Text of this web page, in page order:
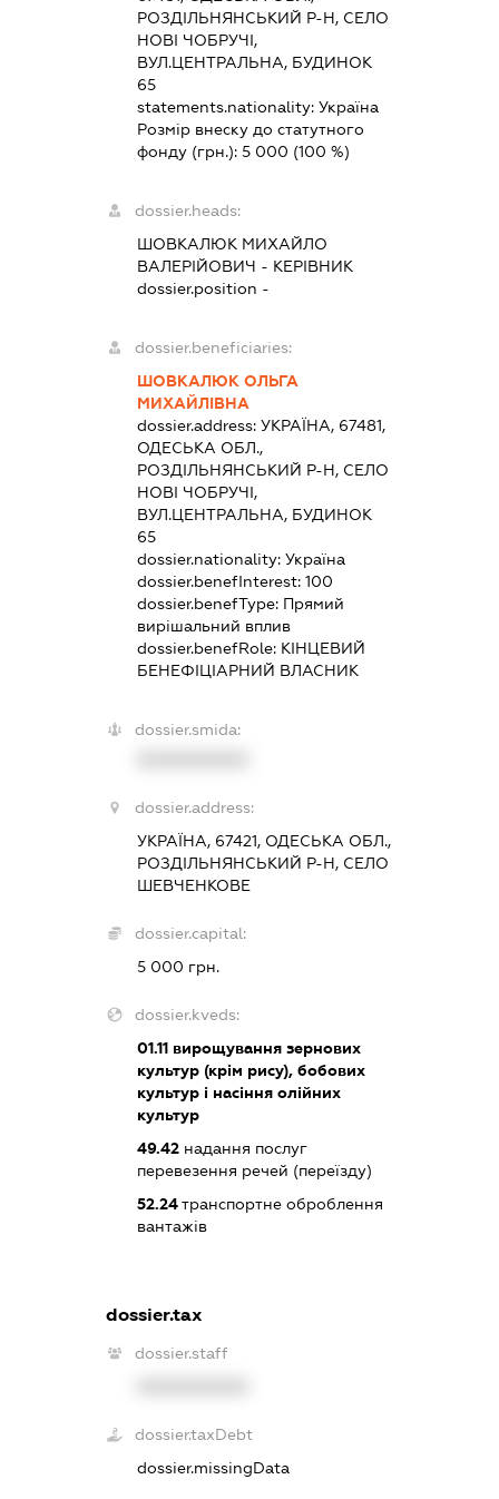
РОЗДІЛЬНЯНСЬКИЙ Р-Н, СЕЛО
НОВІ ЧОБРУЧІ,
ВУЛ.ЦЕНТРАЛЬНА, БУДИНОК
65
statements.nationality: Україна
Розмір внеску до статутного
фонду (грн.): 5 000 (100 %)
dossier.heads:
ШОВКАЛЮК МИХАЙЛО
ВАЛЕРІЙОВИЧ - КЕРІВНИК
dossier.position -
dossier.beneficiaries:
ШОВКАЛЮК ОЛЬГА
МИХАЙЛІВНА
dossier.address: УКРАЇНА, 67481,
ОДЕСЬКА ОБЛ.,
РОЗДІЛЬНЯНСЬКИЙ Р-Н, СЕЛО
НОВІ ЧОБРУЧІ,
ВУЛ.ЦЕНТРАЛЬНА, БУДИНОК
65
dossier.nationality: Україна
dossier.benefInterest: 100
dossier.benefType: Прямий
вирішальний вплив
dossier.benefRole: КІНЦЕВИЙ
БЕНЕФІЦІАРНИЙ ВЛАСНИК
dossier.smida:
dossier.address:
УКРАЇНА, 67421, ОДЕСЬКА ОБЛ.,
РОЗДІЛЬНЯНСЬКИЙ Р-Н, СЕЛО
ШЕВЧЕНКОВЕ
dossier.capital:
5 000 грн.
dossier.kveds:
01.11вирощування зернових
культур (крім рису), бобових
культур і насіння олійних
культур
49.42надання послуг
перевезення речей (переїзду)
52.24транспортне оброблення
вантажів
dossier.tax
dossier.staff
dossier.taxDebt
dossier.missingData